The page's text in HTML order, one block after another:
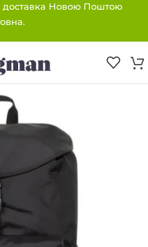
доставка Новою Поштою